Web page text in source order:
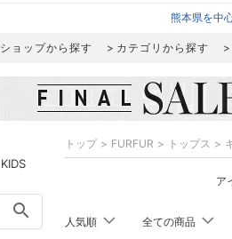
熊本県を中
ショップから探す カテゴリから探す
KIDS
search
トップ FURFUR トップス
ア
人気順 全ての商品